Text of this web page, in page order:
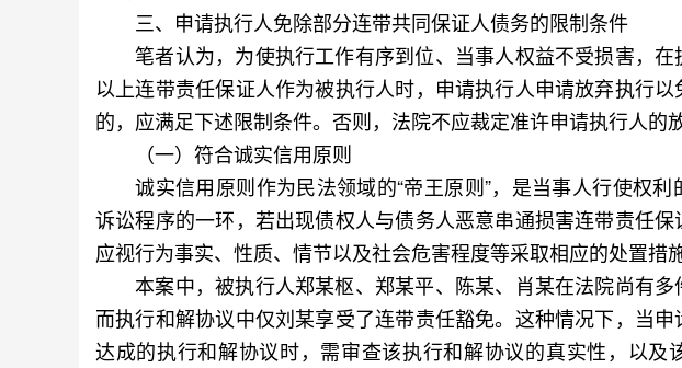
三、申请执行人免除部分连带共同保证人债务的限制条件
笔者认为，为使执行工作有序到位、当事人权益不受损害，在
以上连带责任保证人作为被执行人时，申请执行人申请放弃执行
的，应满足下述限制条件。否则，法院不应裁定准许申请执行人的
（一）符合诚实信用原则
诚实信用原则作为民法领域的“帝王原则”，是当事人行使权利
诉讼程序的一环，若出现债权人与债务人恶意串通损害连带责任
应视行为事实、性质、情节以及社会危害程度等采取相应的处置措施
本案中，被执行人郑某枢、郑某平、陈某、肖某在法院尚有多
而执行和解协议中仅刘某享受了连带责任豁免。这种情况下，当
达成的执行和解协议时，需审查该执行和解协议的真实性，以及